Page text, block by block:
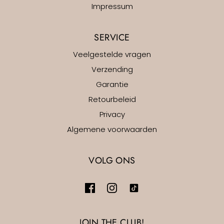
Impressum
SERVICE
Veelgestelde vragen
Verzending
Garantie
Retourbeleid
Privacy
Algemene voorwaarden
VOLG ONS